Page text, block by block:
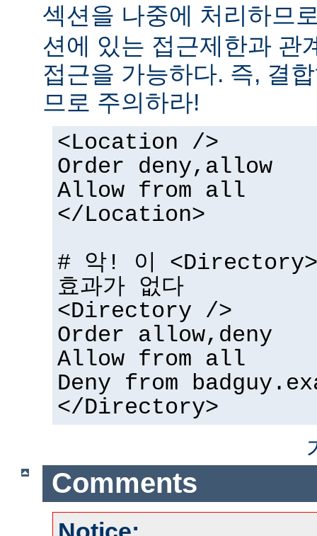
섹션을 나중에 처리하므
션에 있는 접근제한과 관
접근을 가능하다. 즉, 결
므로 주의하라!
<Location />
Order deny,allow
Allow from all
</Location>
# 악! 이 <Directory>
효과가 없다
<Directory />
Order allow,deny
Allow from all
Deny from
</Directory>
Comments